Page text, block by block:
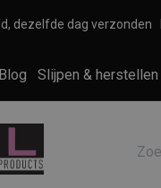
dezelfde dag verzonden
Blog Slijpen & herstellen